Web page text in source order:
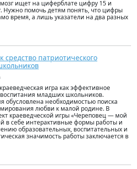
ищет на циферблате цифру 15 и
Нужно помочь детям понять, что цифры
время, а лишь указатели на два разных
средство патриотического
игра как эффективное
воспитания младших школьников.
обусловлена необходимостью поиска
любви к малой родине. В
краеведческой игры «Череповец — мой
в себе интерактивные формы работы и
образовательных, воспитательных и
значимость работы заключается в